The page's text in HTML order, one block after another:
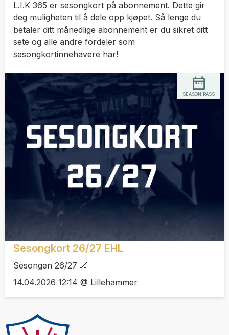
L.I.K 365 er sesongkort på abonnement. Dette gir
deg muligheten til å dele opp kjøpet. Så lenge du
betaler ditt månedlige abonnement er du sikret ditt
sete og alle andre fordeler som
sesongkortinnehavere har!
Sesongkort 26/27 EHL
Sesongen 26/27 🏒
14.04.2026 12:14 @ Lillehammer
SEASON PASS